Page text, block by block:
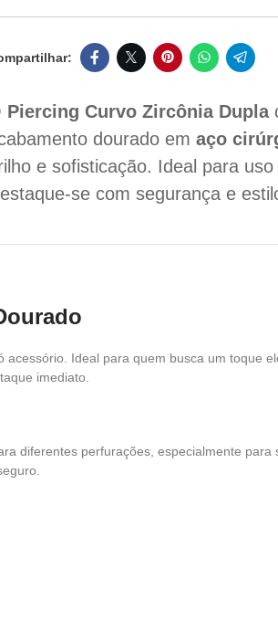
Piercing Curvo Zircônia Dupla
dourado emaço
e sofisticação. Ideal para
se com segurança e
Ideal para quem busca um toque
imediato.
diferentes perfurações, especialmente